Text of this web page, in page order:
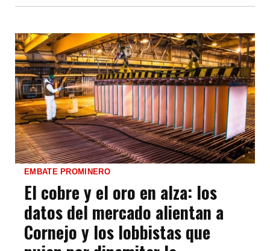
EMBATE PROMINERO
El cobre y el oro en alza: los
datos del mercado alientan a
Cornejo y los lobbistas que